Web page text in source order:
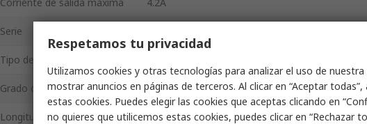
Serie
Tipo de montaje
Grado de protección IP IP20
Longitud total 68mm
Respetamos tu privacidad
Utilizamos cookies y otras tecnologías para analizar el uso de
mostrar anuncios en páginas de terceros. Al clicar en “Aceptar
estas cookies. Puedes elegir las cookies que aceptas clicando en
no quieres que utilicemos estas cookies, puedes clicar en “Rechazar